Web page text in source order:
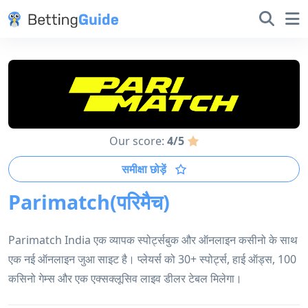
Our score: 4/5
समीक्षा छोड़ें
Parimatch(परिमैच)
Parimatch India एक व्यापक स्पोर्ट्सबुक और ऑनलाइन कसीनो के साथ
एक नई ऑनलाइन जुआ साइट है। प्लेयर्स को 30+ स्पोर्ट्स, हाई ऑड्स, 100
कसिनो गेम्स और एक एक्सक्लूसिव लाइव डीलर टेबल मिलेगा।